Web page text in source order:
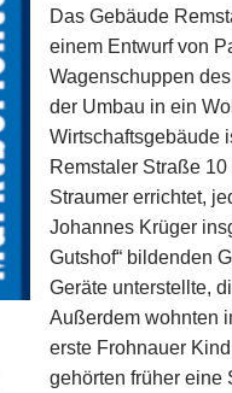
Das Gebäude
einem Entwurf von
Wagenschuppen
der Umbau in ein
Wirtschaftsgebäude
Remstaler Straße
Straumer errichtet,
Johannes Krüger
Gutshof“ bildenden
Geräte unterstellte,
Außerdem wohnten
erste Frohnauer
gehörten früher